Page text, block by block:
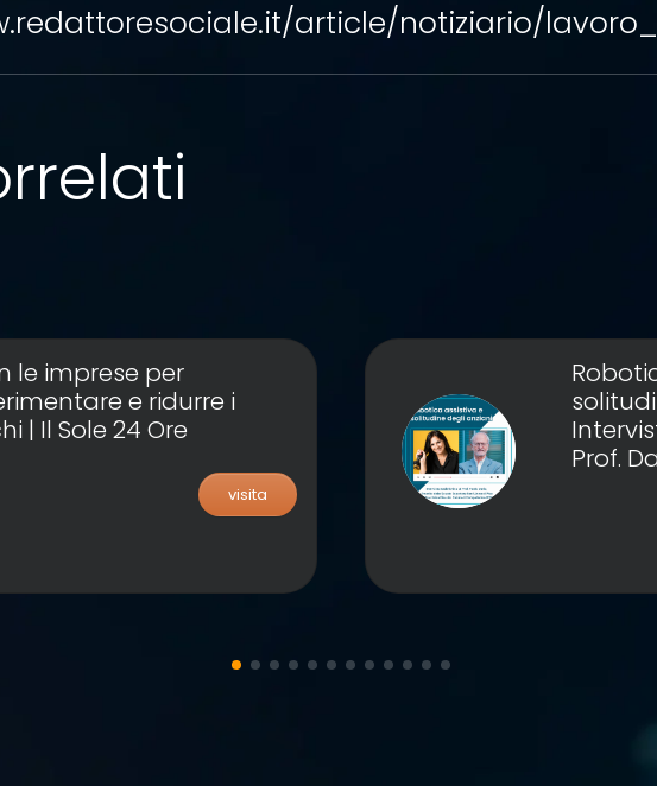
article/notiziario/
le imprese per
e ridurre i
| Il Sole 24 Ore
visita
Prof.